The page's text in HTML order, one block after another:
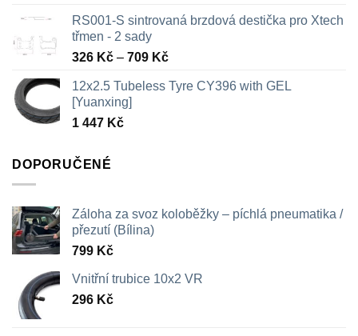
RS001-S sintrovaná brzdová destička pro Xtech
třmen - 2 sady
326 Kč – 709 KčRozpětí
326 Kč
12x2.5 Tubeless Tyre CY396 with GEL
[Yuanxing]
1 447 Kč
DOPORUČENÉ
Záloha za svoz koloběžky – píchlá pneumatika /
přezutí (Bílina)
799 Kč
Vnitřní trubice 10x2 VR
296 Kč